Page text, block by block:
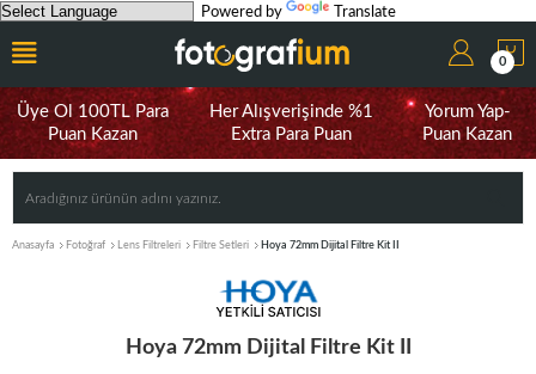
Powered by Translate
0
Üye Ol 100TL Para
Puan Kazan
Her Alışverişinde %1
Extra Para Puan
Yorum Yap-
Puan Kazan
Anasayfa Fotoğraf Lens Filtreleri Filtre Setleri Hoya 72mm Dijital Filtre Kit II
Hoya 72mm Dijital Filtre Kit II